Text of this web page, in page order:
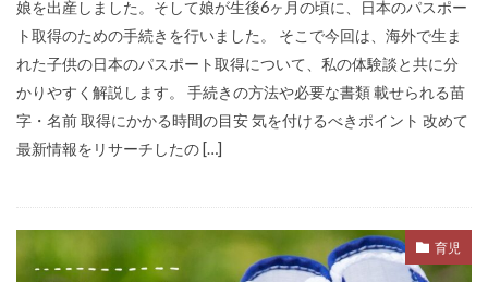
娘を出産しました。そして娘が生後6ヶ月の頃に、日本のパスポー
ト取得のための手続きを行いました。 そこで今回は、海外で生ま
れた子供の日本のパスポート取得について、私の体験談と共に分
かりやすく解説します。 手続きの方法や必要な書類 載せられる苗
字・名前 取得にかかる時間の目安 気を付けるべきポイント 改めて
最新情報をリサーチしたの […]
育児